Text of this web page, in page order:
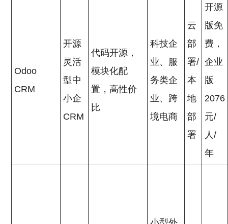
Odoo
CRM
开源
灵活
型中
小企
CRM
代码开源，
模块化配
置，高性价
比
科技企
业、服
务类企
业、跨
境电商
云
部
署/
本
地
部
署
开源
版免
费，
企业
版
2076
元/
人/
年